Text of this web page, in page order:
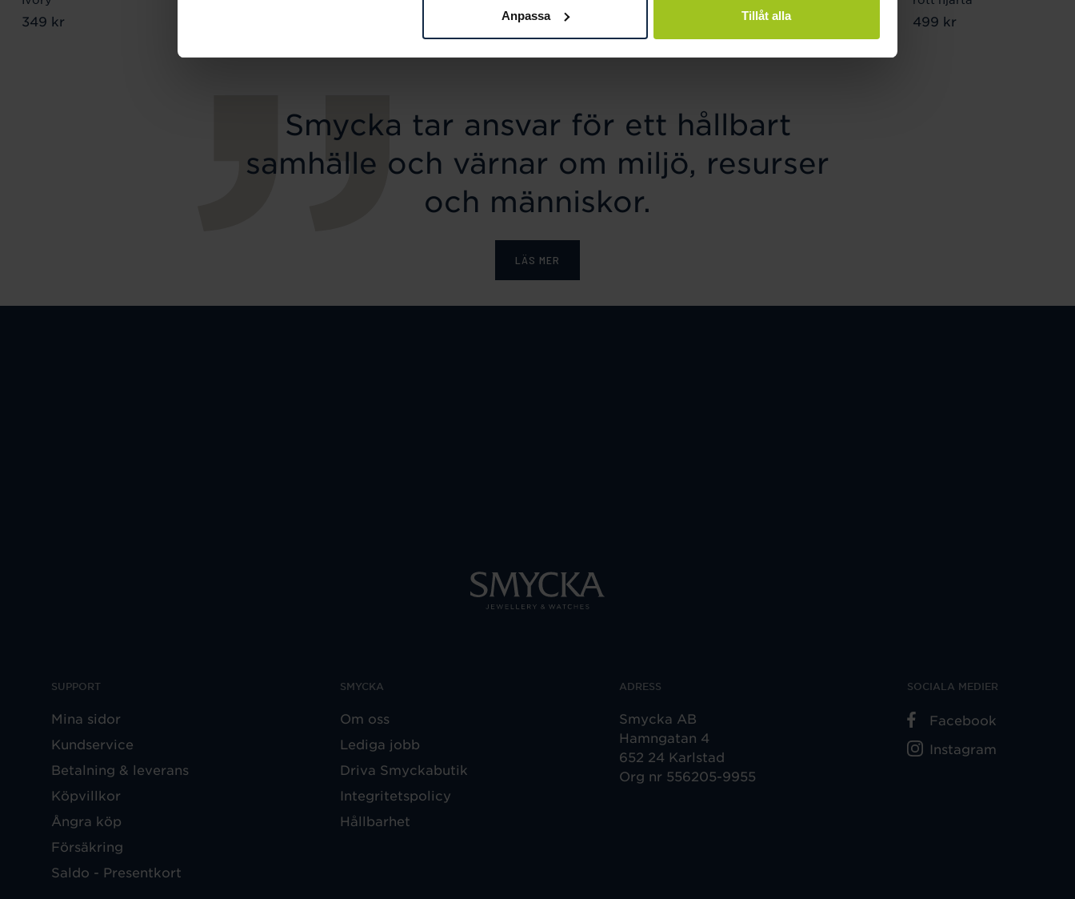
Anpassa Tillåt alla
Pris :349 kr
349 kr Pris:2 870 kr
2 870 kr Pris:499 kr
499 kr
Smycka tar ansvar för ett hållbart
samhälle och värnar om miljö, resurser
och människor.
LÄS MER
SUPPORT
Mina sidor
Kundservice
Betalning & leverans
Köpvillkor
Ångra köp
Försäkring
Saldo - Presentkort
SMYCKA
Om oss
Lediga jobb
Driva Smyckabutik
Integritetspolicy
Hållbarhet
ADRESS
Smycka AB
Hamngatan 4
652 24 Karlstad
Org nr 556205-9955
SOCIALA MEDIER
Facebook
Instagram